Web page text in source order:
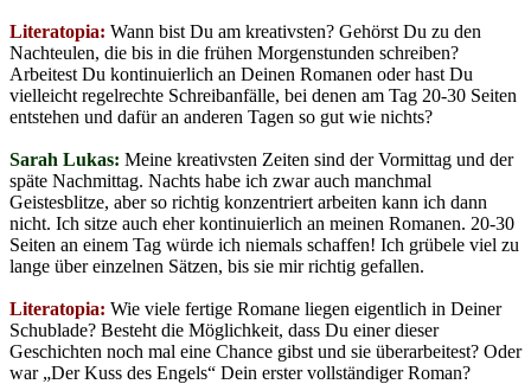
Literatopia: Wann bist Du am kreativsten? Gehörst Du zu den
Nachteulen, die bis in die frühen Morgenstunden schreiben?
Arbeitest Du kontinuierlich an Deinen Romanen oder hast Du
vielleicht regelrechte Schreibanfälle, bei denen am Tag 20-30 Seiten
entstehen und dafür an anderen Tagen so gut wie nichts?
Sarah Lukas: Meine kreativsten Zeiten sind der Vormittag und der
späte Nachmittag. Nachts habe ich zwar auch manchmal
Geistesblitze, aber so richtig konzentriert arbeiten kann ich dann
nicht. Ich sitze auch eher kontinuierlich an meinen Romanen. 20-30
Seiten an einem Tag würde ich niemals schaffen! Ich grübele viel zu
lange über einzelnen Sätzen, bis sie mir richtig gefallen.
Literatopia: Wie viele fertige Romane liegen eigentlich in Deiner
Schublade? Besteht die Möglichkeit, dass Du einer dieser
Geschichten noch mal eine Chance gibst und sie überarbeitest? Oder
war „Der Kuss des Engels“ Dein erster vollständiger Roman?